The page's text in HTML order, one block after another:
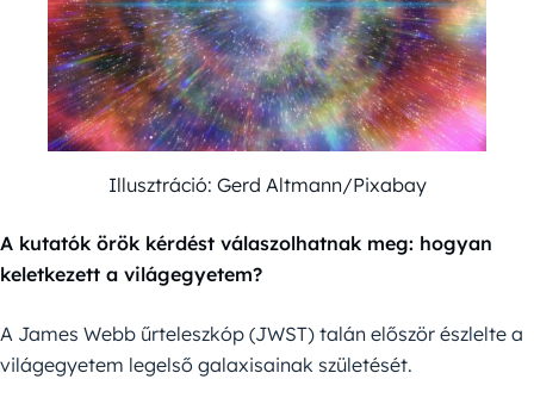
Illusztráció: Gerd Altmann/Pixabay
A kutatók örök kérdést válaszolhatnak meg: hogyan
keletkezett a világegyetem?
A James Webb űrteleszkóp (JWST) talán először észlelte a
világegyetem legelső galaxisainak születését.